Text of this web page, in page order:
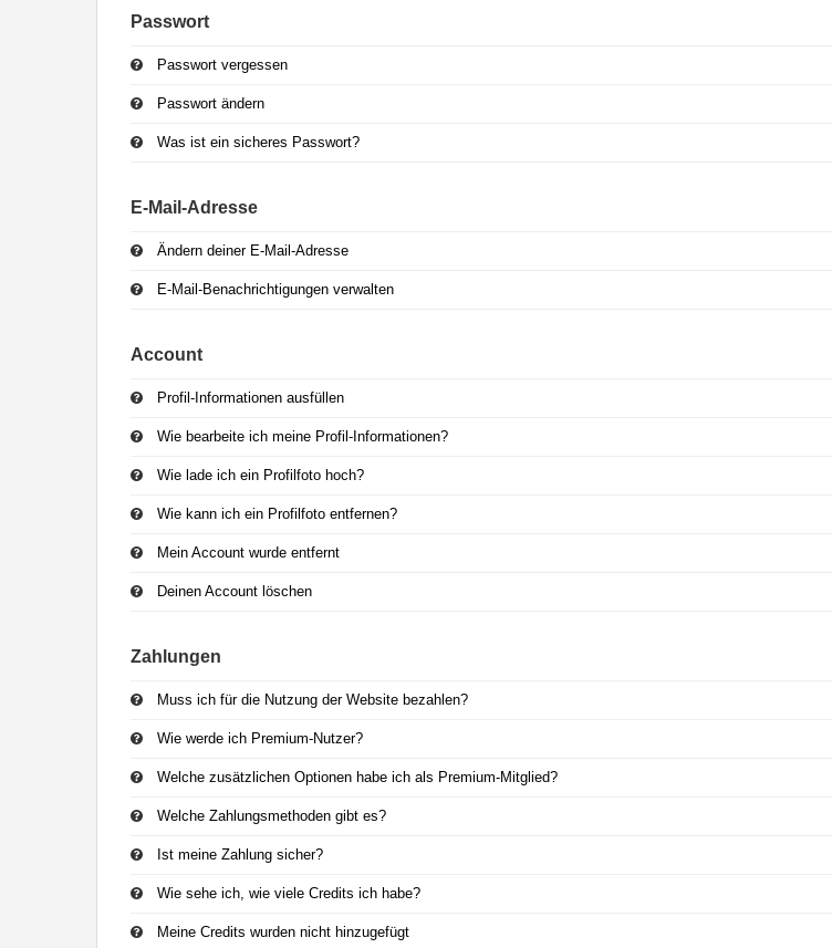
Passwort
Passwort vergessen
Passwort ändern
Was ist ein sicheres Passwort?
E-Mail-Adresse
Ändern deiner E-Mail-Adresse
E-Mail-Benachrichtigungen verwalten
Account
Profil-Informationen ausfüllen
Wie bearbeite ich meine Profil-Informationen?
Wie lade ich ein Profilfoto hoch?
Wie kann ich ein Profilfoto entfernen?
Mein Account wurde entfernt
Deinen Account löschen
Zahlungen
Muss ich für die Nutzung der Website bezahlen?
Wie werde ich Premium-Nutzer?
Welche zusätzlichen Optionen habe ich als Premium-Mitglied?
Welche Zahlungsmethoden gibt es?
Ist meine Zahlung sicher?
Wie sehe ich, wie viele Credits ich habe?
Meine Credits wurden nicht hinzugefügt